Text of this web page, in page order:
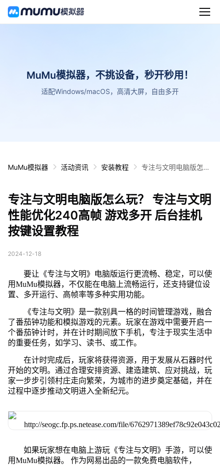
MuMu模拟器，不挑设备，秒开秒用！
适配Windows/macOS，高清大屏，自由多开
MuMu模拟器 活动资讯 安装教程
专注与文明电脑版怎么
后台挂机 按键设置教程
专注与文明电脑版怎么玩？ 专注与文明
性能优化240高帧 游戏多开 后台挂机
按键设置教程
2024-12-18
要让《专注与文明》电脑版运行更流畅、稳定，可以使
用MuMu模拟器，不仅能在电脑上流畅运行，还支持键位设
置、多开运行、高帧率等多种实用功能。
《专注与文明》是一款别具一格的时间管理游戏，融合
了番茄钟功能和模拟游戏的元素。玩家在游戏中需要开启一
个番茄钟计时，并在计时期间放下手机，专注于现实生活中
的重要任务，如学习、读书、或工作。
在计时完成后，玩家将获得资源，用于发展从石器时代
开始的文明。通过合理安排资源、建造建筑、应对挑战，玩
家一步步引领村庄走向繁荣，为城市的进步奠定基础，并在
过程中逐步推动文明进入全新纪元。
如果玩家想在电脑上游玩《专注与文明》手游，可以使
用MuMu模拟器。 作为网易出品的一款免费电脑软件，